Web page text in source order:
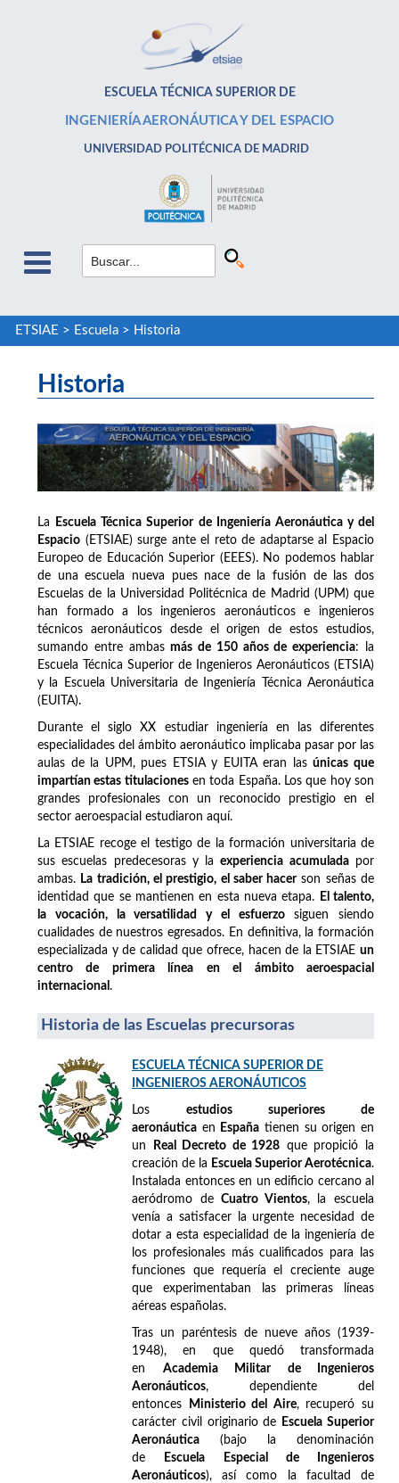
ESCUELA TÉCNICA SUPERIOR DE
INGENIERÍA AERONÁUTICA Y DEL ESPACIO
UNIVERSIDAD POLITÉCNICA DE MADRID
ETSIAE > Escuela> Historia
Historia
La
Escuela Técnica Superior de Ingeniería Aeronáutica y del
Espacio (ETSIAE) surge ante el reto de adaptarse al Espacio
Europeo de Educación Superior (EEES). No podemos hablar
de una escuela nueva pues nace de la fusión de las dos
Escuelas de la Universidad Politécnica de Madrid (UPM) que
han formado a los ingenieros aeronáuticos e ingenieros
técnicos aeronáuticos desde el origen de estos estudios,
sumando entre ambasmás de 150 años de experiencia: la
Escuela Técnica Superior de Ingenieros Aeronáuticos (ETSIA)
y la Escuela Universitaria de Ingeniería Técnica Aeronáutica
(EUITA).
Durante el siglo XX estudiar ingeniería en las diferentes
especialidades del ámbito aeronáutico implicaba pasar por las
aulas de la UPM, pues ETSIA y EUITA eran lasúnicas que
impartían estas titulacionesen toda España. Los que hoy son
grandes profesionales con un reconocido prestigio en el
sector aeroespacial estudiaron aquí.
La ETSIAE recoge el testigo de la formación universitaria de
sus escuelas predecesoras y laexperiencia acumuladapor
ambas. La tradición, el prestigio, el saber hacerson señas de
identidad que se mantienen en esta nueva etapa.
El talento,
la vocación, la versatilidad y el esfuerzosiguen siendo
cualidades de nuestros egresados. En definitiva, la formación
especializada y de calidad que ofrece, hacen de la ETSIAE un
centro de primera línea en el ámbito aeroespacial
internacional .
Historia de las Escuelas precursoras
ESCUELA TÉCNICA SUPERIOR DE
INGENIEROS AERONÁUTICOS
Los estudios superiores de
aeronáutica en España tienen su origen en
un
Real Decreto de 1928 que propició la
creación de la Escuela Superior Aerotécnica.
Instalada entonces en un edificio cercano al
aeródromo deCuatro Vientos, la escuela
venía a satisfacer la urgente necesidad de
dotar a esta especialidad de la ingeniería de
los profesionales más cualificados para las
funciones que requería el creciente auge
que experimentaban las primeras líneas
aéreas españolas.
Tras un paréntesis de nueve años (1939-
1948), en que quedó transformada
en Academia Militar de Ingenieros
Aeronáuticos, dependiente del
entonces
Ministerio del Aire, recuperó su
carácter civil originario de
Escuela Superior
Aeronáutica (bajo la denominación
de
Escuela Especial de Ingenieros
Aeronáuticos), así como la facultad de